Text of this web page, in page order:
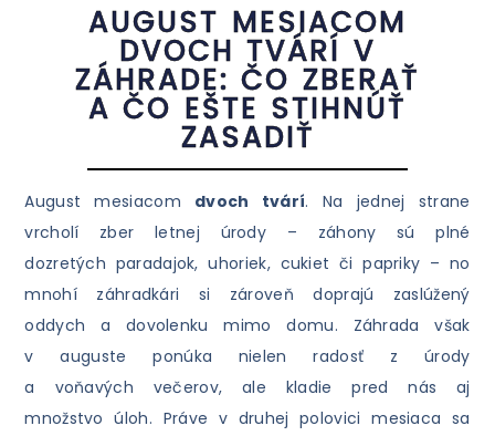
AUGUST MESIACOM
DVOCH TVÁRÍ V
ZÁHRADE: ČO ZBERAŤ
A ČO EŠTE STIHNÚŤ
ZASADIŤ
August mesiacom dvoch tvárí. Na jednej strane
vrcholí zber letnej úrody – záhony sú plné
dozretých paradajok, uhoriek, cukiet či papriky – no
mnohí záhradkári si zároveň doprajú zaslúžený
oddych a dovolenku mimo domu. Záhrada však
v auguste ponúka nielen radosť z úrody
a voňavých večerov, ale kladie pred nás aj
množstvo úloh. Práve v druhej polovici mesiaca sa